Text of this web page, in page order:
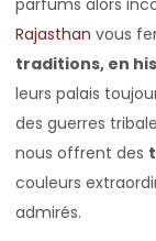
Rajasthan vous
traditions, en
leurs palais
des guerres
nous offrent des
couleurs
admirés.